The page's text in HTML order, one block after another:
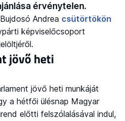
érvénytelen.
Andrea csütörtökön
képviselőcsoport
jövő heti
jövő heti munkáját
a hétfői ülésnap Magyar
előtti felszólalásával indul,